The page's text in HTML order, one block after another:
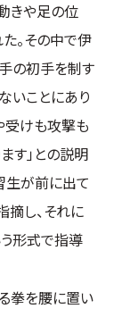
きや足の位
。その中で伊
の初手を制す
いことにあり
受けも攻撃も
す」との説明
生が前に出て
摘し、それに
形式で指導
拳を腰に置い